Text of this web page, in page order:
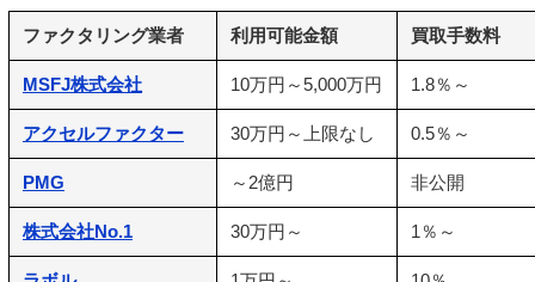
ファクタリング業者 利用可能金額 買取手数料
MSFJ株式会社 10万円～5,000万円 1.8％～
アクセルファクター 30万円～上限なし 0.5％～
PMG ～2億円 非公開
株式会社No.1 30万円～ 1％～